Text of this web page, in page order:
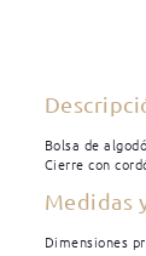
Bolsa de
Cierre con
Medidas
Dimensiones